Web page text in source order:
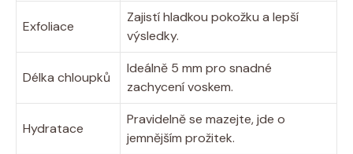
Exfoliace
Zajistí hladkou pokožku a lepší
výsledky.
Délka chloupků
Ideálně 5 mm pro snadné
zachycení voskem.
Hydratace
Pravidelně se mazejte, jde o
jemnějším prožitek.